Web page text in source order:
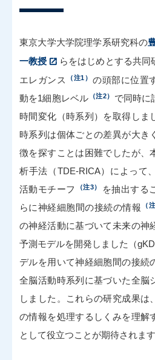
東京大学大学院理学系研究科の
一教授
らをはじめとする共
エレガンス
（注1）
の頭部に位置
動を1細胞レベル
（注2）
で同時に
時間変化（時系列）を取得しま
時系列は個体ごとの差異が大き
徴を探すことは困難でしたが、
析手法（TDE-RICA）によって
活動モチーフ
（注3）
を抽出する
らに神経細胞間の接続の情報
（
の神経活動に基づいて未来の神
予測モデルを開発しました（
デルを用いて神経細胞間の接続
全脳活動時系列に基づいた全脳
しました。これらの研究成果は
の情報を処理するしくみを理解
として役立つことが期待されます